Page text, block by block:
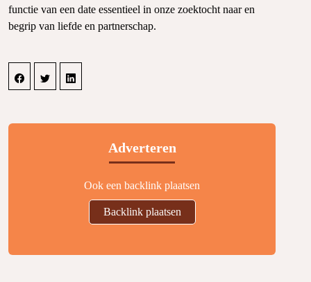
functie van een date essentieel in onze zoektocht naar en
begrip van liefde en partnerschap.
Adverteren
Ook een backlink plaatsen
Backlink plaatsen